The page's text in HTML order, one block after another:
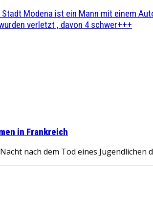
Modena ist ein Mann mit einem
verletzt , davon 4 schwer+++
in Frankreich
nach dem Tod eines